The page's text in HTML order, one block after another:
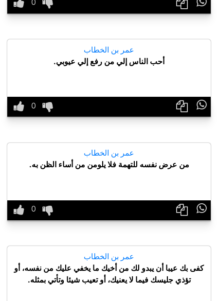
عمر بن الخطاب
أحب الناس إلي من رفع إلي عيوبي.

عمر بن الخطاب
من عرض نفسه للتهمة فلا يلومن من أساء الظن به.

عمر بن الخطاب
كفى بك عيبا أن يبدو لك من أخيك ما يخفي عليك من نفسه، أو
تؤذي جليسك فيما لا يعنيك، أو تعيب شيئا وتأتي بمثله.